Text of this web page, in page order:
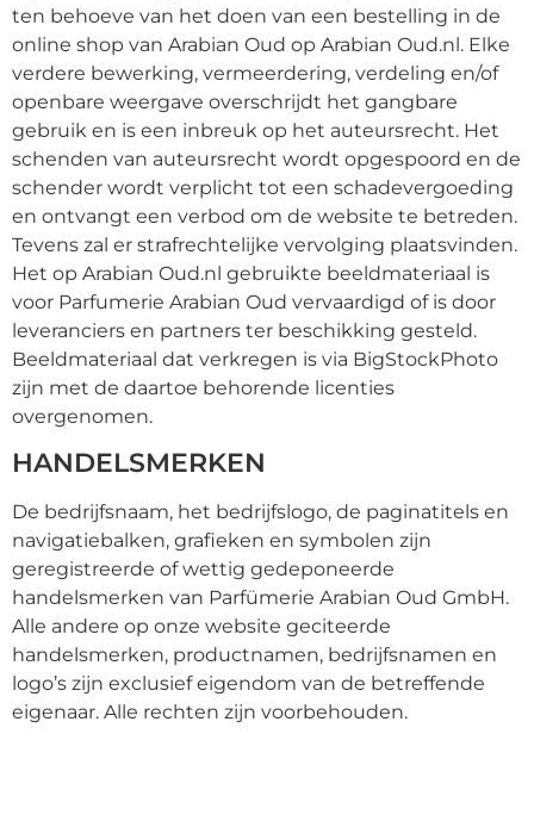
ten behoeve van het doen van een bestelling in de
online shop van Arabian Oud op Arabian Oud.nl. Elke
verdere bewerking, vermeerdering, verdeling en/of
openbare weergave overschrijdt het gangbare
gebruik en is een inbreuk op het auteursrecht. Het
schenden van auteursrecht wordt opgespoord en de
schender wordt verplicht tot een schadevergoeding
en ontvangt een verbod om de website te betreden.
Tevens zal er strafrechtelijke vervolging plaatsvinden.
Het op Arabian Oud.nl gebruikte beeldmateriaal is
voor Parfumerie Arabian Oud vervaardigd of is door
leveranciers en partners ter beschikking gesteld.
Beeldmateriaal dat verkregen is via BigStockPhoto
zijn met de daartoe behorende licenties
overgenomen.
HANDELSMERKEN
De bedrijfsnaam, het bedrijfslogo, de paginatitels en
navigatiebalken, grafieken en symbolen zijn
geregistreerde of wettig gedeponeerde
handelsmerken van Parfümerie Arabian Oud GmbH.
Alle andere op onze website geciteerde
handelsmerken, productnamen, bedrijfsnamen en
logo’s zijn exclusief eigendom van de betreffende
eigenaar. Alle rechten zijn voorbehouden.